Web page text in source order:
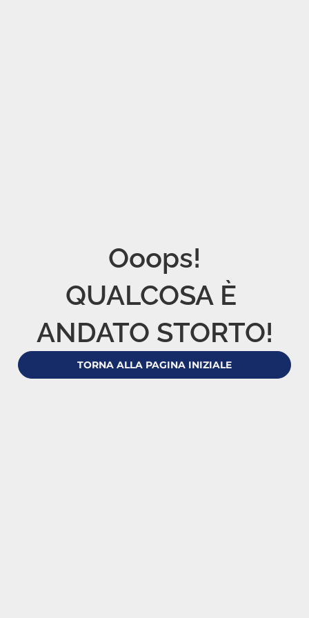
Ooops!
QUALCOSA È
ANDATO STORTO!
TORNA ALLA PAGINA INIZIALE